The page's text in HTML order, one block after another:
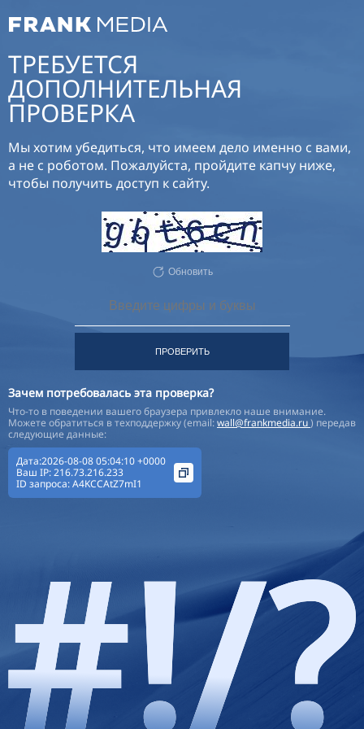
ТРЕБУЕТСЯ
ДОПОЛНИТЕЛЬНАЯ
ПРОВЕРКА
Мы хотим убедиться, что имеем дело именно с вами,
а не с роботом. Пожалуйста, пройдите капчу ниже,
чтобы получить доступ к сайту.
Обновить
ПРОВЕРИТЬ
Зачем потребовалась эта проверка?
Что-то в поведении вашего браузера привлекло наше внимание.
Можете обратиться в техподдержку (email:wall@frankmedia.ru) передав
следующие данные:
Дата:2026-08-08 05:04:10 +0000
Ваш IP:216.73.216.233
ID запроса:A4KCCAtZ7mI1